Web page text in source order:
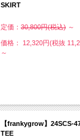
SKIRT
定価： 30,800円(税込) ～
価格： 12,320円(税抜
～
【frankygrow】24SCS-
TEE